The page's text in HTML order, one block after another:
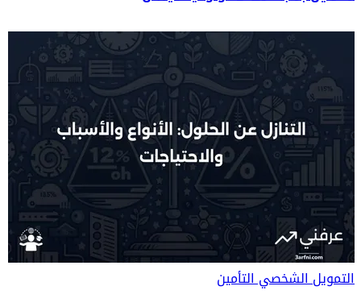
التمويل الشخصيالتأمين